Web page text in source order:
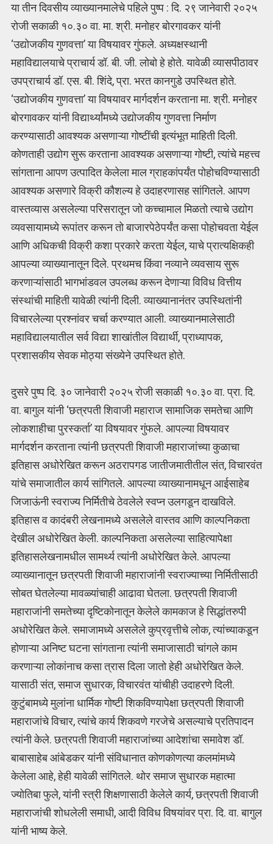
या तीन दिवसीय व्याख्यानमालेचे पहिले पुष्प : दि. २९ जानेवारी २०२५
रोजी सकाळी १०.३० वा. मा. श्री. मनोहर बोरगावकर यांनी
‘उद्योजकीय गुणवत्ता’ या विषयावर गुंफले. अध्यक्षस्थानी
महाविद्यालयाचे प्राचार्य डॉ. बी. जी. लोबो हे होते. यावेळी व्यासपीठावर
उपप्राचार्य डॉ. एस. बी. शिंदे, प्रा. भरत कानगुडे उपस्थित होते.
‘उद्योजकीय गुणवत्ता’ या विषयावर मार्गदर्शन करताना मा. श्री. मनोहर
बोरगावकर यांनी विद्यार्थ्यांमध्ये उद्योजकीय गुणवत्ता निर्माण
करण्यासाठी आवश्यक असणाऱ्या गोष्टींची इत्यंभूत माहिती दिली.
कोणताही उद्योग सुरू करताना आवश्यक असणाऱ्या गोष्टी, त्यांचे महत्त्व
सांगताना आपण उत्पादित केलेला माल ग्राहकांपर्यंत पोहोचविण्यासाठी
आवश्यक असणारे विक्री कौशल्य हे उदाहरणासह सांगितले. आपण
वास्तव्यास असलेल्या परिसरातून जो कच्चामाल मिळतो त्याचे उद्योग
व्यवसायामध्ये रूपांतर करून तो बाजारपेठेपर्यंत कसा पोहोचवता येईल
आणि अधिकची विक्री कशा प्रकारे करता येईल, याचे प्रात्यक्षिकही
आपल्या व्याख्यानातून दिले. प्रथमच किंवा नव्याने व्यवसाय सुरू
करणाऱ्यांसाठी भागभांडवल उपलब्ध करून देणाऱ्या विविध वित्तीय
संस्थांची माहिती यावेळी त्यांनी दिली. व्याख्यानानंतर उपस्थितांनी
विचारलेल्या प्रश्नांवर चर्चा करण्यात आली. व्याख्यानमालेसाठी
महाविद्यालयातील सर्व विद्या शाखांतील विद्यार्थी, प्राध्यापक,
प्रशासकीय सेवक मोठ्या संख्येने उपस्थित होते.
दुसरे पुष्प दि. ३० जानेवारी २०२५ रोजी सकाळी १०.३० वा. प्रा. दि.
वा. बागुल यांनी ‘छत्रपती शिवाजी महाराज सामाजिक समतेचा आणि
लोकशाहीचा पुरस्कर्ता’ या विषयावर गुंफले. आपल्या विषयावर
मार्गदर्शन करताना त्यांनी छत्रपती शिवाजी महाराजांच्या कुळाचा
इतिहास अधोरेखित करून अठरापगड जातीजमातीतील संत, विचारवंत
यांचे समाजातील कार्य सांगितले. आपल्या व्याख्यानामधून आईसाहेब
जिजाऊंनी स्वराज्य निर्मितीचे ठेवलेले स्वप्न उलगडून दाखविले.
इतिहास व कादंबरी लेखनामध्ये असलेले वास्तव आणि काल्पनिकता
देखील अधोरेखित केली. काल्पनिकता असलेल्या साहित्यापेक्षा
इतिहासलेखनामधील सामर्थ्य त्यांनी अधोरेखित केले. आपल्या
व्याख्यानातून छत्रपती शिवाजी महाराजांनी स्वराज्याच्या निर्मितीसाठी
सोबत घेतलेल्या मावळ्यांचाही आढावा घेतला. छत्रपती शिवाजी
महाराजांनी समतेच्या दृष्टिकोनातून केलेले कामकाज हे सिद्धांतरुपी
अधोरेखित केले. समाजामध्ये असलेले कुप्रवृत्तीचे लोक, त्यांच्याकडून
होणाऱ्या अनिष्ट घटना सांगताना त्यांनी समाजासाठी चांगले काम
करणाऱ्या लोकांनाच कसा त्रास दिला जातो हेही अधोरेखित केले.
यासाठी संत, समाज सुधारक, विचारवंत यांचीही उदाहरणे दिली.
कुटुंबामध्ये मुलांना धार्मिक गोष्टी शिकविण्यापेक्षा छत्रपती शिवाजी
महाराजांचे विचार, त्यांचे कार्य शिकवणे गरजेचे असल्याचे प्रतिपादन
त्यांनी केले. छत्रपती शिवाजी महाराजांच्या आदेशांचा समावेश डॉ.
बाबासाहेब आंबेडकर यांनी संविधानात कोणकोणत्या कलमांमध्ये
केलेला आहे, हेही यावेळी सांगितले. थोर समाज सुधारक महात्मा
ज्योतिबा फुले, यांनी स्त्री शिक्षणासाठी केलेले कार्य, छत्रपती शिवाजी
महाराजांची शोधलेली समाधी, आदी विविध विषयांवर प्रा. दि. वा. बागुल
यांनी भाष्य केले.